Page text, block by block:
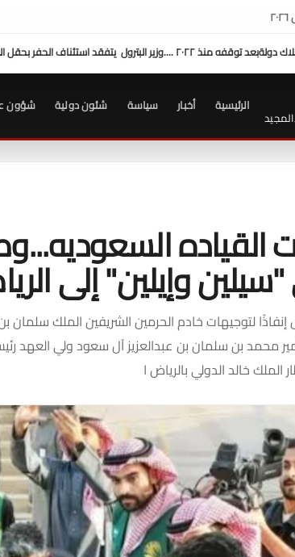
الرئيسية أخبار سياسة شئون دولية شؤون
القياده
وإيلين" إلى
لتوجيهات خادم الحرمين الشريفين الملك سلمان
محمد بن سلمان بن عبدالعزيز آل سعود ولي العهد
خالد الدولي بالرياض ا